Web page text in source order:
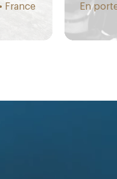
France En